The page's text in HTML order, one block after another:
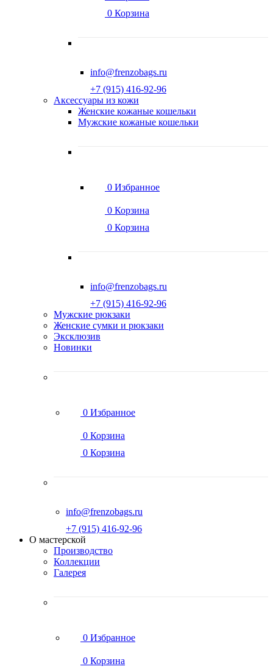
0 Корзина
info@frenzobags.ru
‭+7 (915) 416-92-96
Аксессуары из кожи
Женские кожаные кошельки
Мужские кожаные кошельки
0 Избранное
0 Корзина
0 Корзина
info@frenzobags.ru
‭+7 (915) 416-92-96
Мужские рюкзаки
Женские сумки и рюкзаки
Эксклюзив
Новинки
0 Избранное
0 Корзина
0 Корзина
info@frenzobags.ru
‭+7 (915) 416-92-96
О мастерской
Производство
Коллекции
Галерея
0 Избранное
0 Корзина